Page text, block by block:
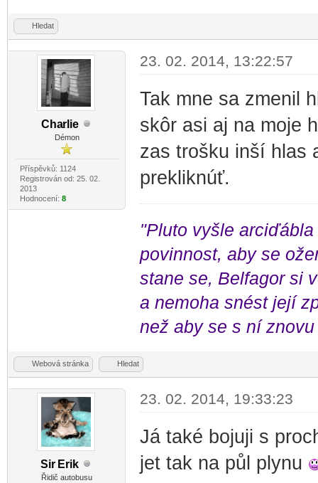
Hledat
Charlie
Démon
Příspěvků: 1124
Registrován od: 25. 02.
2013
Hodnocení: 8
23. 02. 2014, 13:22:57
Tak mne sa zmenil
skôr asi aj na moje
zas trošku inší hlas
prekliknúť.
"Pluto vyšle
povinnost, aby se
stane se, Belfagor si
a nemoha snést její
než aby se s ní
Webová stránka Hledat
Sir Erik
Řidič autobusu
23. 02. 2014, 19:33:23
Já také bojuji s
jet tak na půl plynu